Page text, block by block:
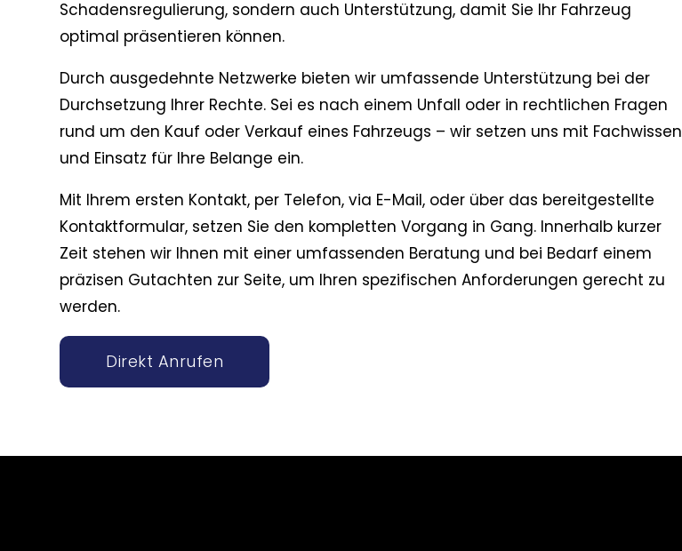
Schadensregulierung, sondern auch Unterstützung, damit Sie Ihr Fahrzeug
optimal präsentieren können.
Durch ausgedehnte Netzwerke bieten wir umfassende Unterstützung bei der
Durchsetzung Ihrer Rechte. Sei es nach einem Unfall oder in rechtlichen Fragen
rund um den Kauf oder Verkauf eines Fahrzeugs – wir setzen uns mit Fachwissen
und Einsatz für Ihre Belange ein.
Mit Ihrem ersten Kontakt, per Telefon, via E-Mail, oder über das bereitgestellte
Kontaktformular, setzen Sie den kompletten Vorgang in Gang. Innerhalb kurzer
Zeit stehen wir Ihnen mit einer umfassenden Beratung und bei Bedarf einem
präzisen Gutachten zur Seite, um Ihren spezifischen Anforderungen gerecht zu
werden.
Direkt Anrufen